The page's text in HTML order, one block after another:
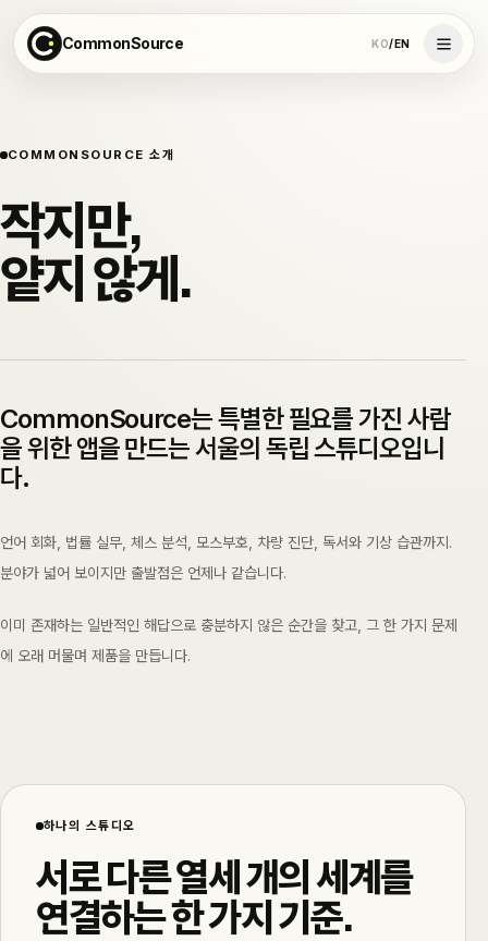
CommonSource KO/EN
COMMONSOURCE 소개
작지만,
얕지 않게.
CommonSource는 특별한 필요를 가진 사람
을 위한 앱을 만드는 서울의 독립 스튜디오입니
다.
언어 회화, 법률 실무, 체스 분석, 모스부호, 차량 진단, 독서와 기상 습관까지.
분야가 넓어 보이지만 출발점은 언제나 같습니다.
이미 존재하는 일반적인 해답으로 충분하지 않은 순간을 찾고, 그 한 가지 문제
에 오래 머물며 제품을 만듭니다.
하나의 스튜디오
서로 다른 열세 개의 세계를
연결하는 한 가지 기준.